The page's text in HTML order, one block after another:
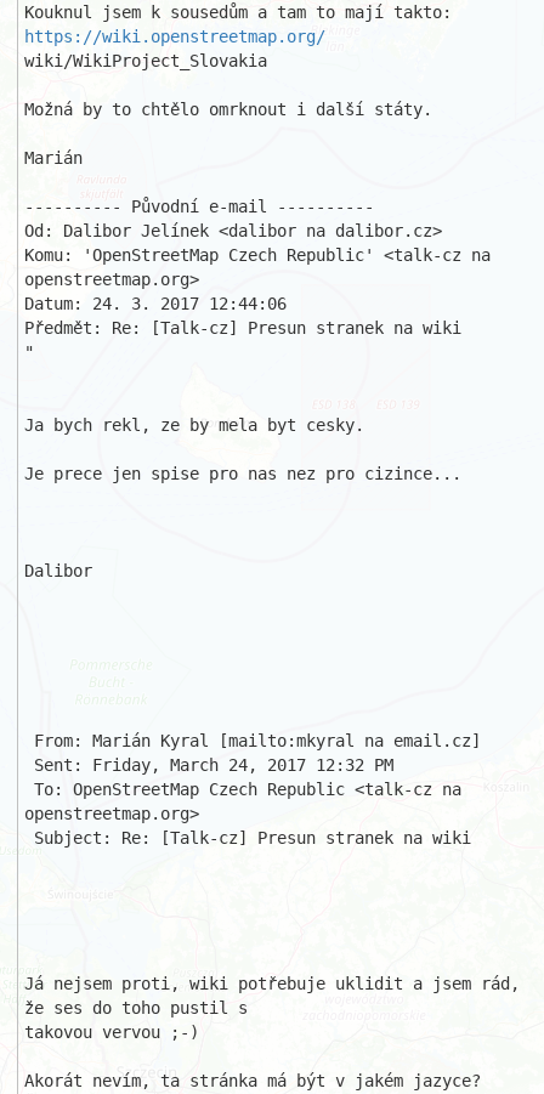
https://wiki.openstreetmap.org/
wiki/WikiProject_Slovakia
Možná by to chtělo omrknout i další státy.
Marián
---------- Původní e-mail ----------
Od: Dalibor Jelínek <dalibor na dalibor.cz>
Komu: 'OpenStreetMap Czech Republic' <talk-cz na
openstreetmap.org>
Datum: 24. 3. 2017 12:44:06
Předmět: Re: [Talk-cz] Presun stranek na wiki
"
Ja bych rekl, ze by mela byt cesky.
Je prece jen spise pro nas nez pro cizince...
Dalibor
openstreetmap.org>
Já nejsem proti, wiki potřebuje uklidit a jsem rád,
že ses do toho pustil s
takovou vervou ;-)
Akorát nevím, ta stránka má být v jakém jazyce?